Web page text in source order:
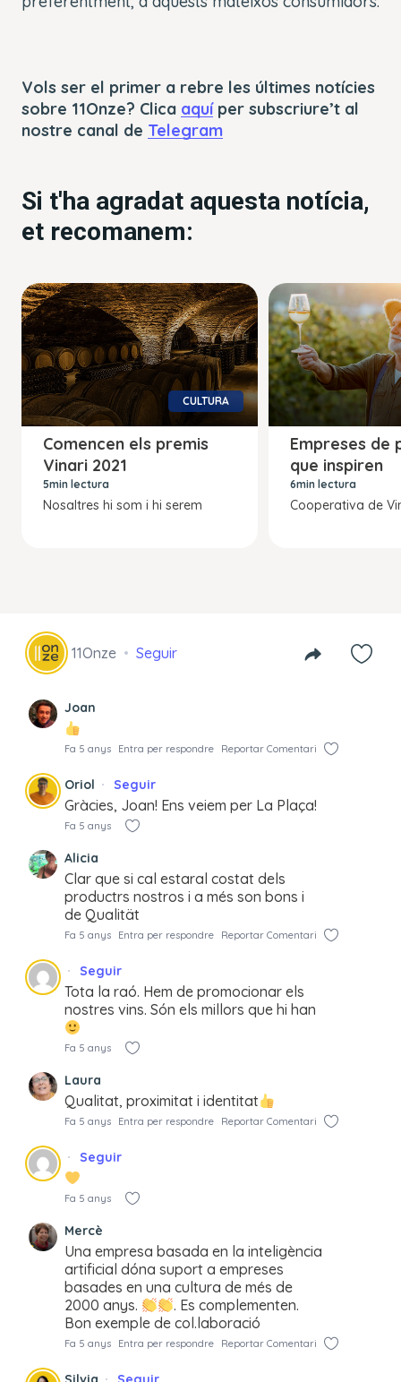
Vols ser el primer a rebre les últimes notícies
sobre 11Onze? Clica aquíper subscriure’t al
nostre canal de Telegram
Si t'ha agradat aquesta notícia,
et recomanem:
CULTURA
Comencen els premis
Vinari 2021
5min lectura
Nosaltres hi som i hi serem
Empreses de
que inspiren
6min lectura
Cooperativa de
11Onze Seguir
Joan
Fa 5 anys Entra per respondre Reportar Comentari
Oriol Seguir
Gràcies, Joan! Ens veiem per La Plaça!
Fa 5 anys
Alicia
Clar que si cal estaral costat dels
productrs nostros i a més son bons i
de Qualität
Fa 5 anys Entra per respondre Reportar Comentari
Seguir
Tota la raó. Hem de promocionar els
nostres vins. Són els millors que hi han
Fa 5 anys
Laura
Qualitat, proximitat i identitat
Fa 5 anys Entra per respondre Reportar Comentari
Seguir
Fa 5 anys
Mercè
Una empresa basada en la inteligència
artificial dóna suport a empreses
basades en una cultura de més de
2000 anys.
. Es complementen.
Bon exemple de col.laboració
Fa 5 anys Entra per respondre Reportar Comentari